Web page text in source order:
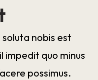
nobis est
impedit quo minus
possimus.